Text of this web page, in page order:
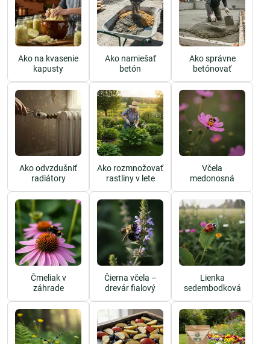
Ako na kvasenie
kapusty
Ako namiešať
betón
Ako správne
betónovať
Ako odvzdušniť
radiátory
Ako rozmnožovať
rastliny v lete
Včela
medonosná
Čmeliak v
záhrade
Čierna včela –
drevár fialový
Lienka
sedembodková